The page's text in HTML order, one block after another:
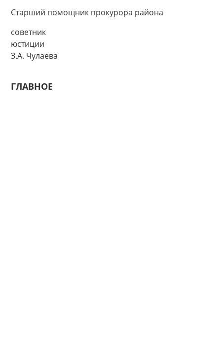
Старший помощник прокурора района
советник
З.А. Чулаева
ГЛАВНОЕ